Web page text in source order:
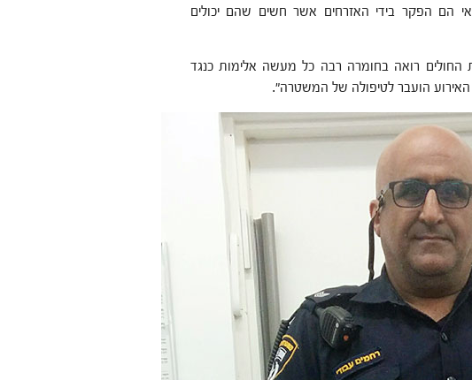
הם הפקר בידי האזרחים אשר חשים שהם יכולים
החולים רואה בחומרה רבה כל מעשה אלימות כנגד
האירוע הועבר לטיפולה של המשטרה".